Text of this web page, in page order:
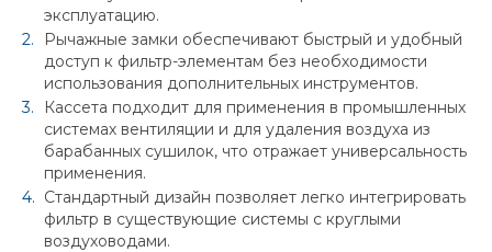
эксплуатацию.
Рычажные замки обеспечивают быстрый и удобный
доступ к фильтр-элементам без необходимости
использования дополнительных инструментов.
Кассета подходит для применения в промышленных
системах вентиляции и для удаления воздуха из
барабанных сушилок, что отражает универсальность
применения.
Стандартный дизайн позволяет легко интегрировать
фильтр в существующие системы с круглыми
воздуховодами.